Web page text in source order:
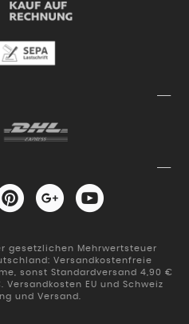
gesetzlichen Mehrwertsteuer
Versandkostenfreie
sonst Standardversand 4,90 €
Versandkosten EU und Schweiz
und Versand.